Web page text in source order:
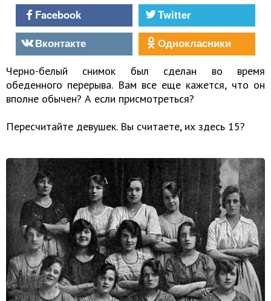
Facebook
Twitter
Вконтакте
Однокласники
Черно-белый снимок был сделан во время
обеденного перерыва. Вам все еще кажется, что он
вполне обычен? А если присмотреться?
Пересчитайте девушек. Вы считаете, их здесь 15?